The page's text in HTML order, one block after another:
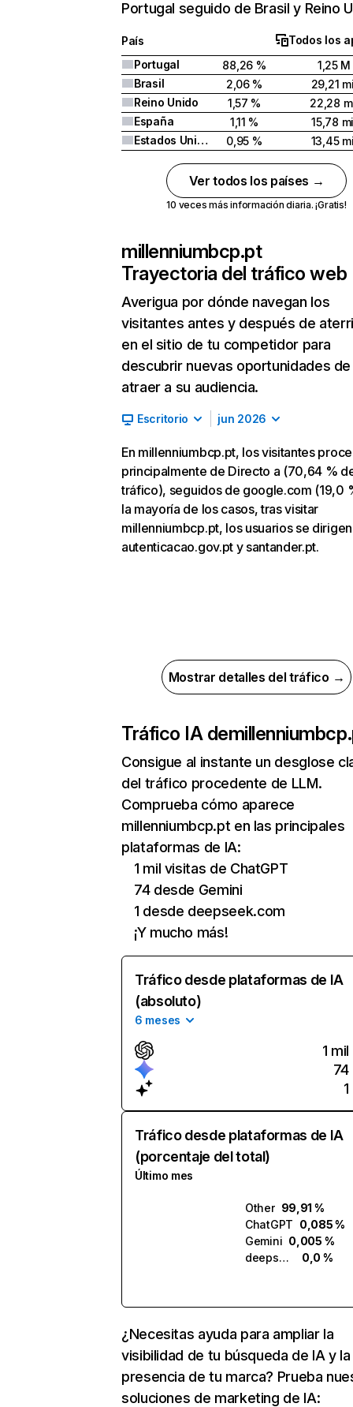
Portugal seguido de Brasil y Reino
País
Todos los
Portugal
88,26 %
1,25 M
Brasil
2,06 %
29,21
Reino Unido
1,57 %
22,28
España
1,11 %
15,78
Estados Unidos
0,95 % 13,45
Ver todos los países →
10 veces más información diaria. ¡Gratis!
millenniumbcp.pt
Trayectoria del tráfico web
Averigua por dónde navegan los
visitantes antes y después de
en el sitio de tu competidor para
descubrir nuevas oportunidades de
atraer a su audiencia.
Escritorio jun 2026
En millenniumbcp.pt, los visitantes
principalmente de Directo a (70,64 %
tráfico), seguidos de google.com (19,0
la mayoría de los casos, tras visitar
millenniumbcp.pt, los usuarios se
autenticacao.gov.pt y santander.pt.
Mostrar detalles del tráfico →
Tráfico IA de
Consigue al instante un desglose
del tráfico procedente de LLM.
Comprueba cómo aparece
millenniumbcp.pt en las principales
plataformas de IA:
1 mil visitas de ChatGPT
74 desde Gemini
1 desde deepseek.com
¡Y mucho más!
Tráfico desde plataformas de IA
(absoluto)
6 meses
1 mil
74
1
Tráfico desde plataformas de IA
(porcentaje del total)
Último mes
Other 99,91 %
ChatGPT 0,085 %
Gemini 0,005 %
deepseek.com
0,0 %
¿Necesitas ayuda para ampliar la
visibilidad de tu búsqueda de IA y la
presencia de tu marca? Prueba
soluciones de marketing de IA: